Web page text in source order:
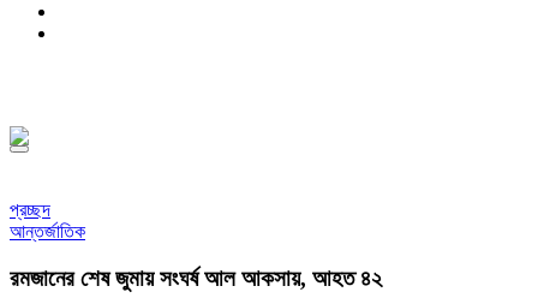
প্রচ্ছদ
আন্তর্জাতিক
রমজানের শেষ জুমায় সংঘর্ষ আল আকসায়, আহত ৪২